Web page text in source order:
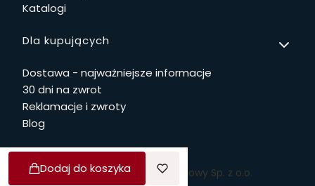
Katalogi
Dla kupujących
Dostawa - najważniejsze informacje
30 dni na zwrot
Reklamacje i zwroty
Blog
© Copyright 2026 Dwie Głowy Sp. z o.o.
Dodaj do koszyka